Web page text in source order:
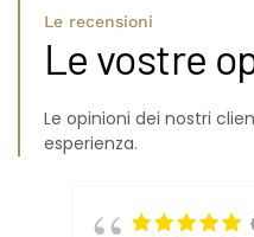
Le recensioni
Le vostre
Le opinioni dei nostri
esperienza.